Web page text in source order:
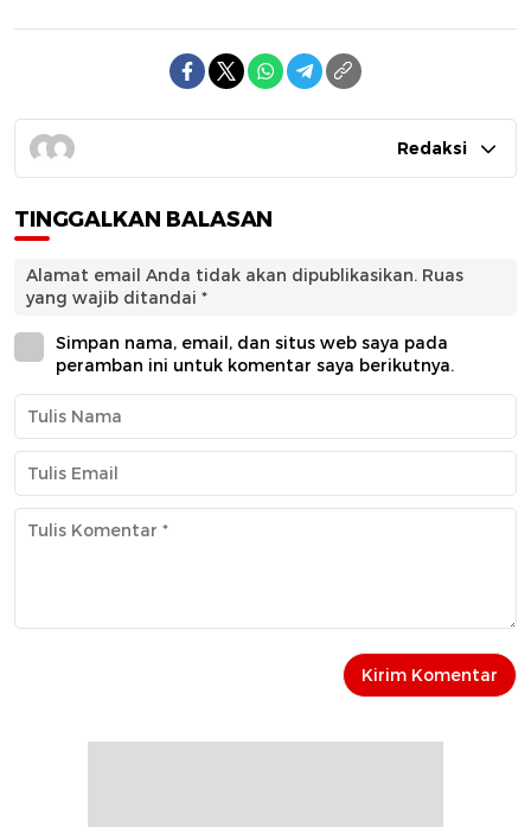
Redaksi
TINGGALKAN BALASAN
Alamat email Anda tidak akan dipublikasikan. Ruas
yang wajib ditandai *
Simpan nama, email, dan situs web saya pada
peramban ini untuk komentar saya berikutnya.